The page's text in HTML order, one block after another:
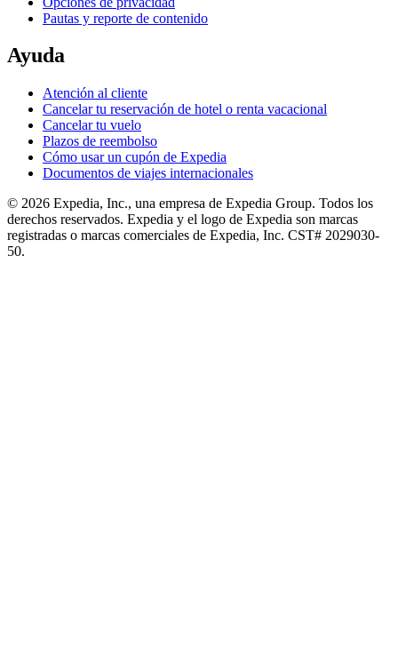
Pautas y reporte de contenido
Ayuda
Atención al cliente
Cancelar tu reservación de hotel o renta vacacional
Cancelar tu vuelo
Plazos de reembolso
Cómo usar un cupón de Expedia
Documentos de viajes internacionales
© 2026 Expedia, Inc., una empresa de Expedia Group. Todos los
derechos reservados. Expedia y el logo de Expedia son marcas
registradas o marcas comerciales de Expedia, Inc. CST# 2029030-
50.